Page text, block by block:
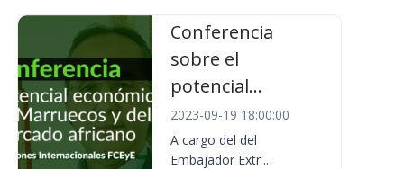
Conferencia
sobre el
potencial...
2023-09-19 18:00:00
A cargo del del
Embajador Extr...